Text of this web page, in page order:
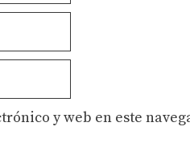
y web en este